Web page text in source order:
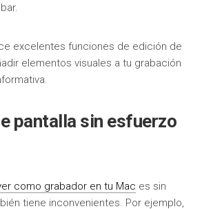
excelentes funciones de edición de
elementos visuales a tu grabación
pantalla sin esfuerzo
como grabador en tu Mac es sin
tiene inconvenientes. Por ejemplo,